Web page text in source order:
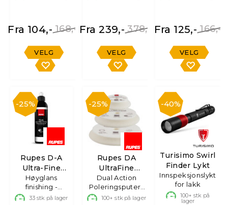
168,-
Fra 104,-
VELG
378,-
Fra 239,-
VELG
166,-
Fra 125,-
VELG
25%
Rupes D-A
Ultra-Fine
Polish
Høyglans
finishing -
perfekt lakk,
33 stk på lager
25%
Rupes DA
UltraFine
Poleringsputer
Dual Action
Poleringsputer i
skum
100+ stk på lager
40%
Turisimo Swirl
Finder Lykt
Innspeksjonslykt
for lakk
100+ stk på
lager